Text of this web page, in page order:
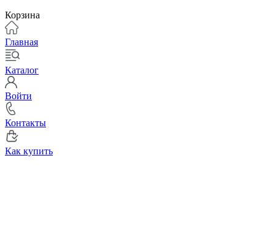
Корзина
Главная
Каталог
Войти
Контакты
Как купить